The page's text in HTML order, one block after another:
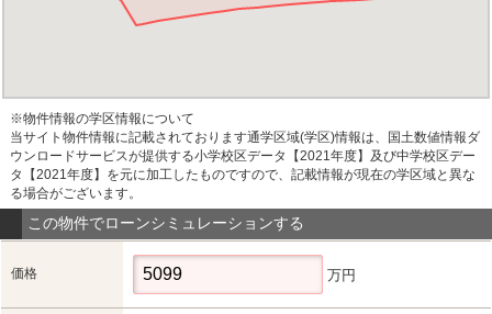
※物件情報の学区情報について
当サイト物件情報に記載されております通学区域(学区)情報は、国土数値情報ダ
ウンロードサービスが提供する小学校区データ【2021年度】及び中学校区デー
タ【2021年度】を元に加工したものですので、記載情報が現在の学区域と異な
る場合がございます。
この物件でローンシミュレーションする
価格 万円